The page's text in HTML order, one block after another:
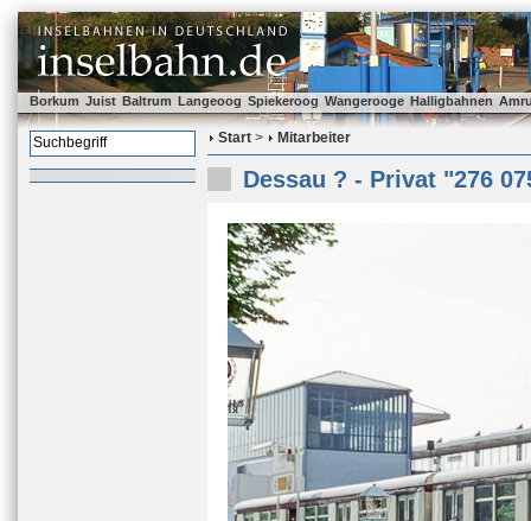
Borkum Juist Baltrum Langeoog Spiekeroog Wangerooge Halligbahnen
Start > Mitarbeiter
Dessau ? - Privat "276